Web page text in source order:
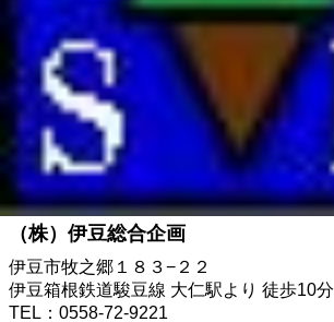
（株）伊豆総合企画
伊豆市牧之郷１８３−２２
伊豆箱根鉄道駿豆線 大仁駅より 徒歩10分
TEL：0558-72-9221